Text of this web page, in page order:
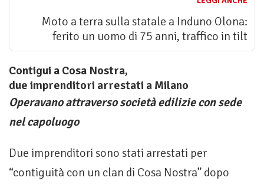
Moto a terra sulla statale a Induno Olona:
ferito un uomo di 75 anni, traffico in tilt
Contigui a Cosa Nostra,
due imprenditori arrestati a Milano
Operavano attraverso società edilizie con sede
nel capoluogo
Due imprenditori sono stati arrestati per
“contiguità con un clan di Cosa Nostra” dopo